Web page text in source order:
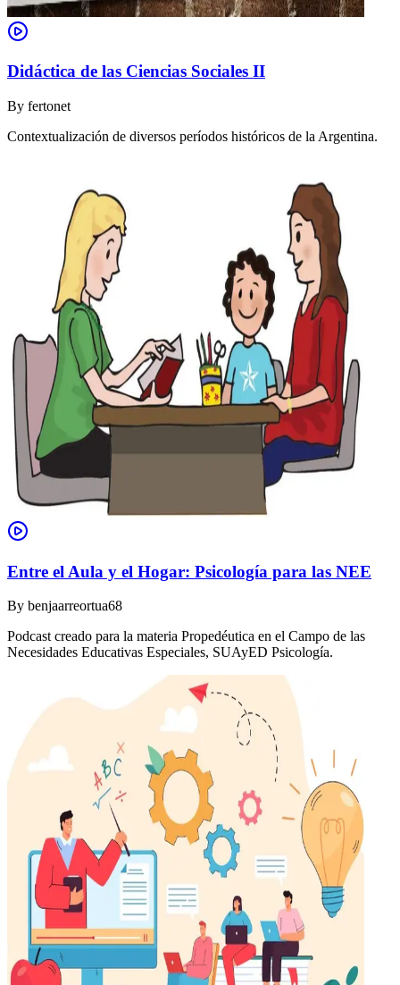
Didáctica de las Ciencias Sociales II
By fertonet
Contextualización de diversos períodos históricos de la Argentina.
Entre el Aula y el Hogar: Psicología para las NEE
By benjaarreortua68
Podcast creado para la materia Propedéutica en el Campo de las
Necesidades Educativas Especiales, SUAyED Psicología.